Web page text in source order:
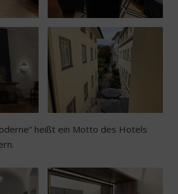
heißt ein Motto des Hotels